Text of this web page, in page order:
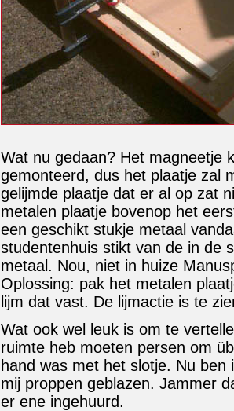
Wat nu gedaan? Het magneetje
gemonteerd, dus het plaatje zal
gelijmde plaatje dat er al op zat
metalen plaatje bovenop het
een geschikt stukje metaal
studentenhuis stikt van de in de
metaal. Nou, niet in huize
Oplossing: pak het metalen
lijm dat vast. De lijmactie is te
Wat ook wel leuk is om te
ruimte heb moeten persen om
hand was met het slotje. Nu
mij proppen geblazen. Jammer
er ene ingehuurd.